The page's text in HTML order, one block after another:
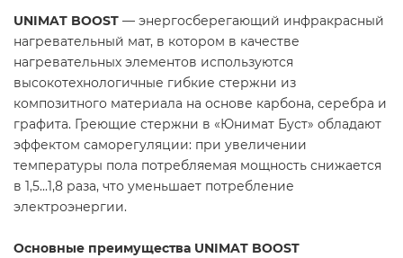
UNIMAT BOOST — энергосберегающий инфракрасный
нагревательный мат, в котором в качестве
нагревательных элементов используются
высокотехнологичные гибкие стержни из
композитного материала на основе карбона, серебра и
графита. Греющие стержни в «Юнимат Буст» обладают
эффектом саморегуляции: при увеличении
температуры пола потребляемая мощность снижается
в 1,5...1,8 раза, что уменьшает потребление
электроэнергии.
Основные преимущества UNIMAT BOOST